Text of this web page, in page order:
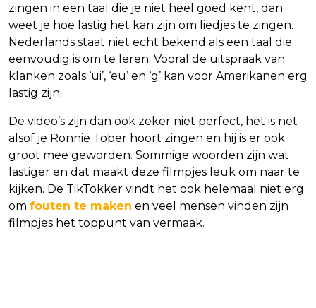
zingen in een taal die je niet heel goed kent, dan
weet je hoe lastig het kan zijn om liedjes te zingen.
Nederlands staat niet echt bekend als een taal die
eenvoudig is om te leren. Vooral de uitspraak van
klanken zoals ‘ui’, ‘eu’ en ‘g’ kan voor Amerikanen erg
lastig zijn.
De video’s zijn dan ook zeker niet perfect, het is net
alsof je Ronnie Tober hoort zingen en hij is er ook
groot mee geworden. Sommige woorden zijn wat
lastiger en dat maakt deze filmpjes leuk om naar te
kijken. De TikTokker vindt het ook helemaal niet erg
om fouten te maken en veel mensen vinden zijn
filmpjes het toppunt van vermaak.